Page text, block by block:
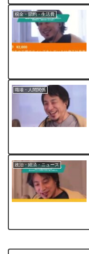
税金・節約・生活費
職場・人間関係
政治・経済・ニュース